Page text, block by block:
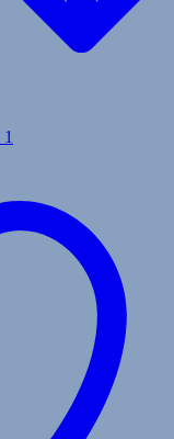
1